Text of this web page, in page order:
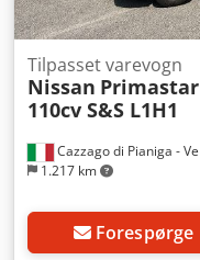
Cazzago di Pianiga - Ve
1.217 km
Tilpasset varevogn
Nissan
110cv S&S L1H1
Forespørge